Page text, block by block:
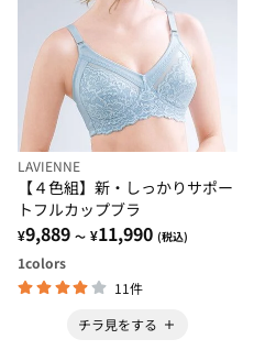
LAVIENNE
【４色組】新・しっかりサポー
トフルカップブラ
¥9,889 ～ ¥11,990 (税込)
1colors
11件
チラ見をする